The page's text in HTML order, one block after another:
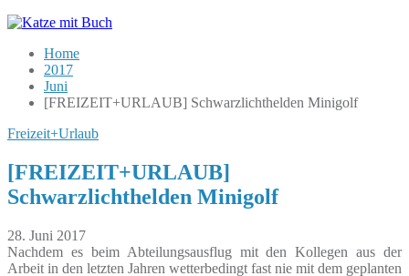
Home
2017
Juni
[FREIZEIT+URLAUB] Schwarzlichthelden Minigolf
Freizeit+Urlaub
[FREIZEIT+URLAUB]
Schwarzlichthelden Minigolf
28. Juni 2017
Nachdem es beim Abteilungsausflug mit den Kollegen aus der
Arbeit in den letzten Jahren wetterbedingt fast nie mit dem geplanten